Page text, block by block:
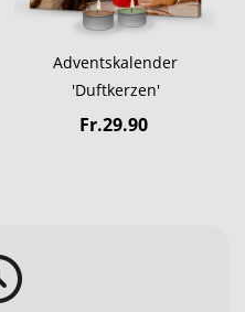
Adventskalender
'Duftkerzen'
Fr.29.90